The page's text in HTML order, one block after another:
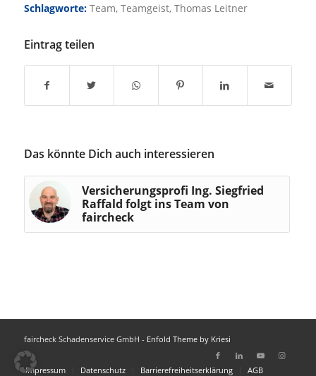
Schlagworte: Team, Teamgeist, Thomas Leitner
Eintrag teilen
Das könnte Dich auch interessieren
Versicherungsprofi Ing. Siegfried
Raffald folgt ins Team von
faircheck
faircheck Schadenservice GmbH - Enfold Theme by Kriesi
Impressum Datenschutz Barrierefreiheitserklärung AGB